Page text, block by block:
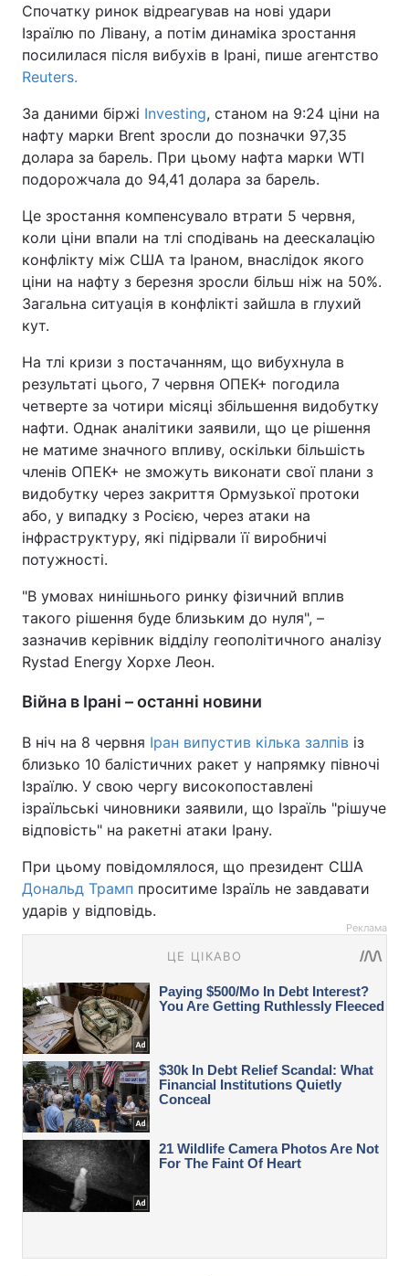
Спочатку ринок відреагував на нові удари
Ізраїлю по Лівану, а потім динаміка зростання
посилилася після вибухів в Ірані, пише агентство
Reuters.
За даними біржі Investing, станом на 9:24 ціни на
нафту марки Brent зросли до позначки 97,35
долара за барель. При цьому нафта марки WTI
подорожчала до 94,41 долара за барель.
Це зростання компенсувало втрати 5 червня,
коли ціни впали на тлі сподівань на деескалацію
конфлікту між США та Іраном, внаслідок якого
ціни на нафту з березня зросли більш ніж на 50%.
Загальна ситуація в конфлікті зайшла в глухий
кут.
На тлі кризи з постачанням, що вибухнула в
результаті цього, 7 червня ОПЕК+ погодила
четверте за чотири місяці збільшення видобутку
нафти. Однак аналітики заявили, що це рішення
не матиме значного впливу, оскільки більшість
членів ОПЕК+ не зможуть виконати свої плани з
видобутку через закриття Ормузької протоки
або, у випадку з Росією, через атаки на
інфраструктуру, які підірвали її виробничі
потужності.
"В умовах нинішнього ринку фізичний вплив
такого рішення буде близьким до нуля", –
зазначив керівник відділу геополітичного аналізу
Rystad Energy Хорхе Леон.
Війна в Ірані – останні новини
В ніч на 8 червня Іран випустив кілька залпів із
близько 10 балістичних ракет у напрямку півночі
Ізраїлю. У свою чергу високопоставлені
ізраїльські чиновники заявили, що Ізраїль "рішуче
відповість" на ракетні атаки Ірану.
При цьому повідомлялося, що президент США
Дональд Трамп проситиме Ізраїль не завдавати
ударів у відповідь.
Реклама